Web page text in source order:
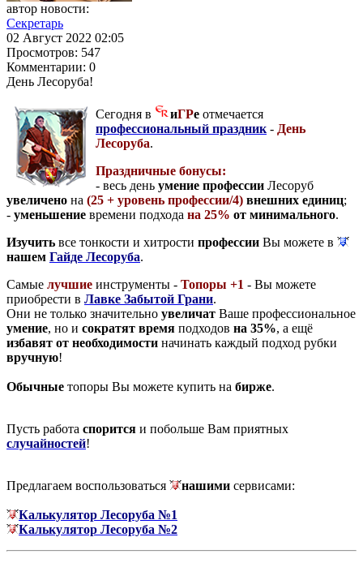
автор новости:
Секретарь
02 Август 2022 02:05
Просмотров: 547
Комментарии: 0
День Лесоруба!
Сегодня в иГРе отмечается
профессиональный праздник - День
Лесоруба.
Праздничные бонусы:
- весь день умение профессии Лесоруб
увеличено на (25 + уровень профессии/4) внешних единиц;
- уменьшение времени подхода на 25% от минимального.
Изучить все тонкости и хитрости профессии Вы можете в
нашем Гайде Лесоруба.
Самые лучшие инструменты - Топоры +1 - Вы можете
приобрести в Лавке Забытой Грани.
Они не только значительно увеличат Ваше профессиональное
умение, но и сократят время подходов на 35%, а ещё
избавят от необходимости начинать каждый подход рубки
вручную!
Обычные топоры Вы можете купить на бирже.
Пусть работа спорится и побольше Вам приятных
случайностей!
Предлагаем воспользоваться нашими сервисами:
Калькулятор Лесоруба №1
Калькулятор Лесоруба №2